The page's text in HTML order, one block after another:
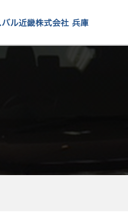
店舗情報 店
地域でさがす
地図でさがす
試乗車でさがす
カーラインアップ
カーラインアップ一覧
乗用車
軽自動車
メンテナンス・サー
メンテナンス・サービスト
車検・定期点検をする
カーケアをする